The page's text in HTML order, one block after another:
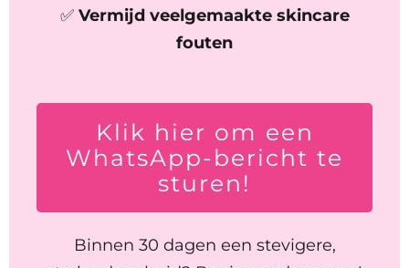
✅ Vermijd veelgemaakte skincare
fouten
Klik hier om een
WhatsApp-bericht te
sturen!
Binnen 30 dagen een stevigere,